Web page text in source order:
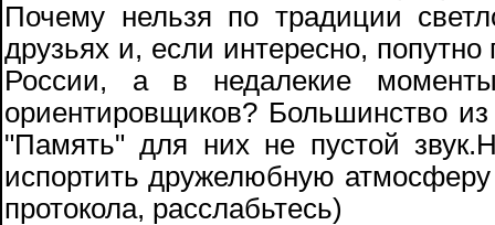
Почему нельзя по традиции
друзьях и, если интересно,
России, а в недалекие
ориентировщиков? Большинство
"Память" для них не пустой
испортить дружелюбную атмосферу
протокола, расслабьтесь)